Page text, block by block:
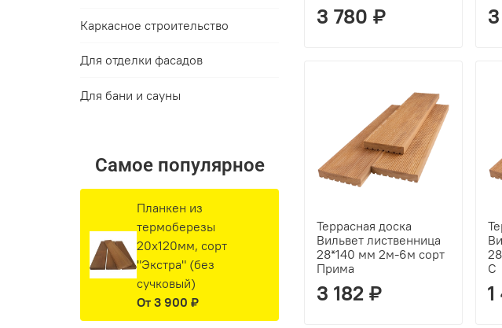
3 780 ₽
Террасная доска
Вильвет лиственница
28*140 мм 2м-6м сорт
Прима
3 182 ₽
С
Каркасное строительство
Для отделки фасадов
Для бани и сауны
Самое популярное
Планкен из
термоберезы
20х120мм, сорт
"Экстра" (без
сучковый)
От 3 900 ₽